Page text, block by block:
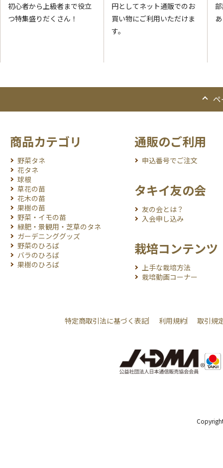
初心者から上級者まで役立
つ特集盛りだくさん！
円としてネット通販でのお
買い物にご利用いただけま
す。
商品カテゴリ
野菜タネ
花タネ
球根
草花の苗
花木の苗
果樹の苗
野菜・イモの苗
緑肥・景観用・芝草のタネ
ガーデニンググッズ
野菜のひろば
バラのひろば
果樹のひろば
通販のご利用
申込番号でご注文
タキイ友の会
友の会とは？
入会申し込み
栽培コンテンツ
上手な栽培方法
栽培動画コーナー
特定商取引法に基づく表記 利用規約 取引規